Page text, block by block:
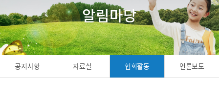
공지사항 자료실 협회활동 언론보도
알림마당